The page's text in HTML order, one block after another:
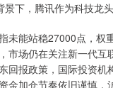
下，腾讯作为科技龙
未能站稳27000点，权
市场仍在关注新一代
回报政策，国际投资
加仓节奏依旧谨慎，